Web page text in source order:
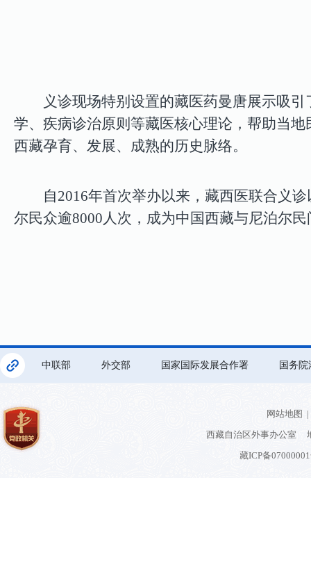
义诊现场特别设置的藏医药曼唐展示吸
学、疾病诊治原则等藏医核心理论，帮助当
西藏孕育、发展、成熟的历史脉络。
自2016年首次举办以来，藏西医联合义
尔民众逾8000人次，成为中国西藏与尼泊尔
中联部 外交部 国家国际发展合作署 国务
网站地图 |
西藏自治区外事办公室
藏ICP备